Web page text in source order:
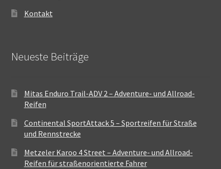
Kontakt
Neueste Beiträge
Mitas Enduro Trail-ADV 2 – Adventure- und Allroad-
Reifen
Continental SportAttack 5 – Sportreifen für Straße
und Rennstrecke
Metzeler Karoo 4 Street – Adventure- und Allroad-
Reifen für straßenorientierte Fahrer